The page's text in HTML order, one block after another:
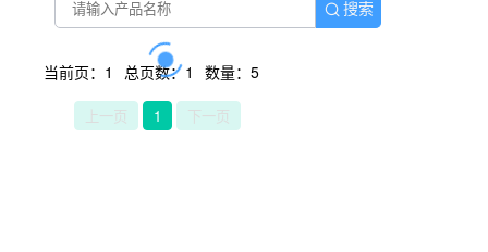
搜索
当前页：1 总页数：1 数量：5
上一页 1 下一页